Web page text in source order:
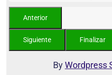
ByWordpress